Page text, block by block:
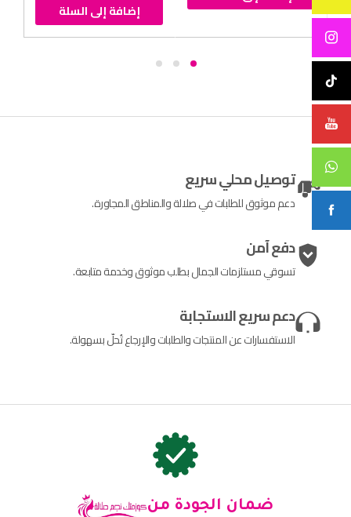
إضافة إلى السلة
توصيل محلي سريع
دعم موثوق للطلبات في صلالة والمناطق المجاورة.
دفع آمن
تسوقي مستلزمات الجمال بطلب موثوق وخدمة متابعة.
دعم سريع الاستجابة
الاستفسارات عن المنتجات والطلبات والإرجاع تُحلّ بسهولة.
ضمان الجودة من